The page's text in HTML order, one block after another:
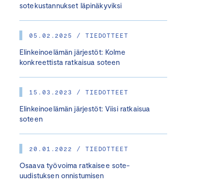
sotekustannukset läpinäkyviksi
05.02.2025 / TIEDOTTEET
Elinkeinoelämän järjestöt: Kolme
konkreettista ratkaisua soteen
15.03.2023 / TIEDOTTEET
Elinkeinoelämän järjestöt: Viisi ratkaisua
soteen
20.01.2022 / TIEDOTTEET
Osaava työvoima ratkaisee sote-
uudistuksen onnistumisen